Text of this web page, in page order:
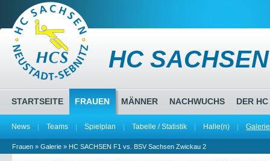
HC SACHSEN
STARTSEITE FRAUEN
News Teams Spielplan Tabelle / Statistik Halle(n) Galerie
MÄNNER NACHWUCHS DER
Frauen » Galerie » HC SACHSEN F1 vs. BSV Sachsen Zwickau 2